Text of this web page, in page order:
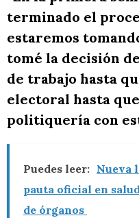
terminado el
estaremos
tomé la decisión
de trabajo hasta
electoral hasta
politiquería con
Puedes leer: Nueva
pauta oficial en
de órganos